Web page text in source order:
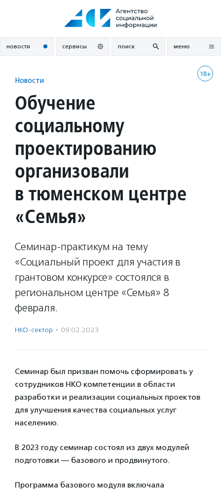
новости сервисы поиск меню
18+
Новости
Обучение
социальному
проектированию
организовали
в тюменском центре
«Семья»
Семинар-практикум на тему
«Социальный проект для участия в
грантовом конкурсе» состоялся в
региональном центре «Семья» 8
февраля.
НКО-сектор · 09.02.2023
Семинар был призван помочь сформировать у
сотрудников НКО компетенции в области
разработки и реализации социальных проектов
для улучшения качества социальных услуг
населению.
В 2023 году семинар состоял из двух модулей
подготовки — базового и продвинутого.
Программа базового модуля включала